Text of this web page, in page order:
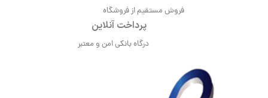
فروش مستقیم از فروشگاه
پرداخت آنلاین
درگاه بانکی امن و معتبر